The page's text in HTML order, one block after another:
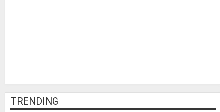
TRENDING